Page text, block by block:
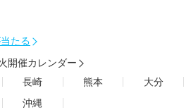
たる
開催カレンダー
長崎 熊本
大分
沖縄